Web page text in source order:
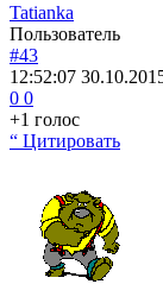
Tatianka
Пользователь
#43
12:52:07
0 0
+1 голос
“ Цитировать